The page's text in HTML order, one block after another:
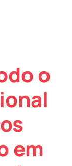
o
em